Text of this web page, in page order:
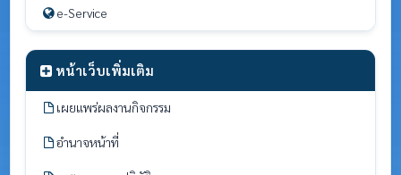
e-Service
หน้าเว็บเพิ่มเติม
เผยแพร่ผลงานกิจกรรม
อำนาจหน้าที่